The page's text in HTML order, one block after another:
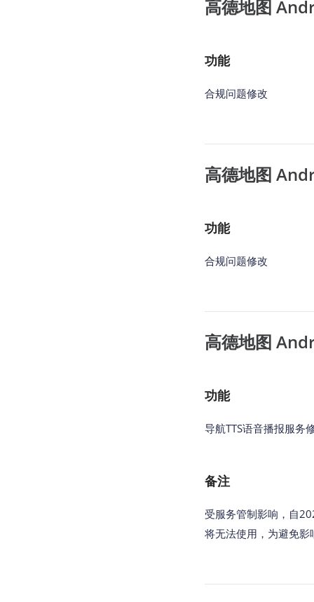
高德地图
功能
合规问题修改
高德地图
功能
合规问题修改
高德地图
功能
导航TTS语音播报服务
备注
受服务管制影响，自
将无法使用，为避免